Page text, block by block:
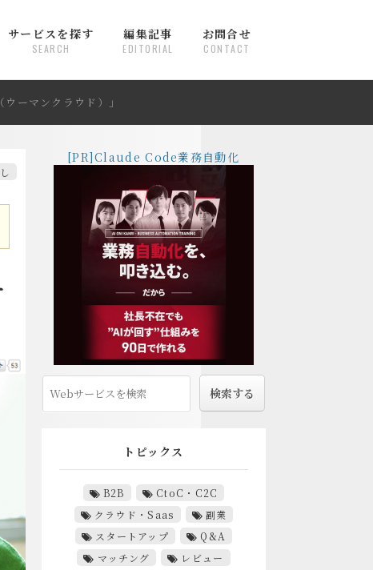
サービスを探す
SEARCH
編集記事
EDITORIAL
お問合せ
CONTACT
ーマンクラウド）」
[PR]Claude Code業務自動化
トピックス
B2B
CtoC・C2C
クラウド・Saas
副業
スタートアップ
Q&A
マッチング
レビュー